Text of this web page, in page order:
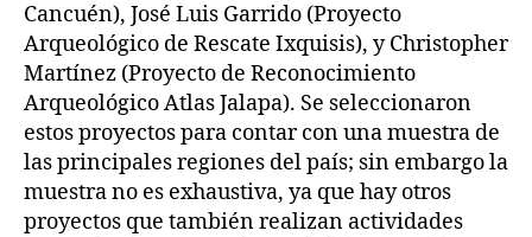
Cancuén), José Luis Garrido (Proyecto
Arqueológico de Rescate Ixquisis), y Christopher
Martínez (Proyecto de Reconocimiento
Arqueológico Atlas Jalapa). Se seleccionaron
estos proyectos para contar con una muestra de
las principales regiones del país; sin embargo la
muestra no es exhaustiva, ya que hay otros
proyectos que también realizan actividades